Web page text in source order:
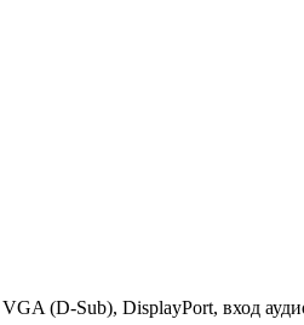
(D-Sub), DisplayPort, вход